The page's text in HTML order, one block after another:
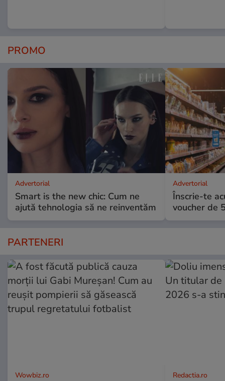
PROMO
Advertorial
Smart is the new chic: Cum ne
ajută tehnologia să ne reinventăm
Advertorial
Înscrie-te
voucher de
PARTENERI
Wowbiz.ro Redactia.ro